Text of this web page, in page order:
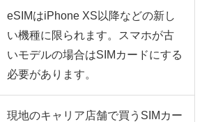
eSIMはiPhone XS以降などの新し
い機種に限られます。スマホが古
いモデルの場合はSIMカードにする
必要があります。
現地のキャリア店舗で買うSIMカー